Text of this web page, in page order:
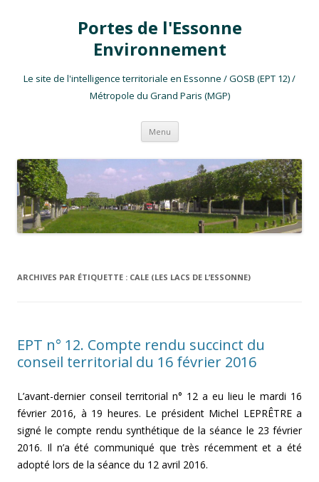
Portes de l'Essonne
Environnement
Le site de l'intelligence territoriale en Essonne / GOSB (EPT 12) /
Métropole du Grand Paris (MGP)
Menu Aller au contenu
ARCHIVES PAR ÉTIQUETTE : CALE (LES LACS DE L’ESSONNE)
EPT n° 12. Compte rendu succinct du
conseil territorial du 16 février 2016
L’avant-dernier conseil territorial n° 12 a eu lieu le mardi 16
février 2016, à 19 heures. Le président Michel LEPRÊTRE a
signé le compte rendu synthétique de la séance le 23 février
2016. Il n’a été communiqué que très récemment et a été
adopté lors de la séance du 12 avril 2016.